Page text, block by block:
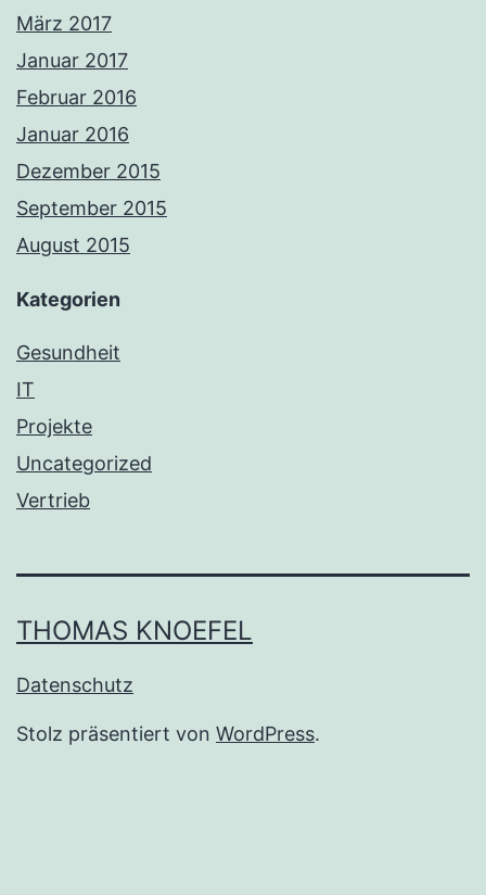
März 2017
Januar 2017
Februar 2016
Januar 2016
Dezember 2015
September 2015
August 2015
Kategorien
Gesundheit
IT
Projekte
Uncategorized
Vertrieb
THOMAS KNOEFEL
Datenschutz
Stolz präsentiert von WordPress.